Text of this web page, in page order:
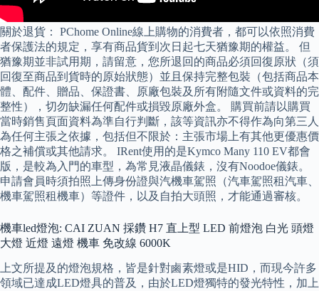
關於退貨： PChome Online線上購物的消費者，都可以依照消費
者保護法的規定，享有商品貨到次日起七天猶豫期的權益。 但
猶豫期並非試用期，請留意，您所退回的商品必須回復原狀（須
回復至商品到貨時的原始狀態）並且保持完整包裝（包括商品本
體、配件、贈品、保證書、原廠包裝及所有附隨文件或資料的完
整性），切勿缺漏任何配件或損毀原廠外盒。 購買前請以購買
當時銷售頁面資料為準自行判斷，該等資訊亦不得作為向第三人
為任何主張之依據，包括但不限於：主張市場上有其他更優惠價
格之補償或其他請求。 IRent使用的是Kymco Many 110 EV都會
版，是較為入門的車型，為常見液晶儀錶，沒有Noodoe儀錶。
申請會員時須拍照上傳身份證與汽機車駕照（汽車駕照租汽車、
機車駕照租機車）等證件，以及自拍大頭照，才能通過審核。
機車led燈泡: CAI ZUAN 採鑽 H7 直上型 LED 前燈泡 白光 頭燈
大燈 近燈 遠燈 機車 免改線 6000K
上文所提及的燈泡規格，皆是針對鹵素燈或是HID，而現今許多
領域已達成LED燈具的普及，由於LED燈獨特的發光特性，加上